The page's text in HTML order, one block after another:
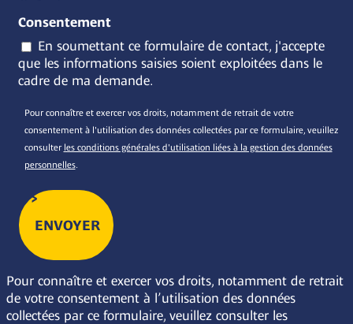
Consentement
En soumettant ce formulaire de contact, j'accepte
que les informations saisies soient exploitées dans le
cadre de ma demande.
Pour connaître et exercer vos droits, notamment de retrait de votre
consentement à l'utilisation des données collectées par ce formulaire, veuillez
consulter les conditions générales d'utilisation liées à la gestion des données
personnelles.
Pour connaître et exercer vos droits, notamment de retrait
de votre consentement à l’utilisation des données
collectées par ce formulaire, veuillez consulter les